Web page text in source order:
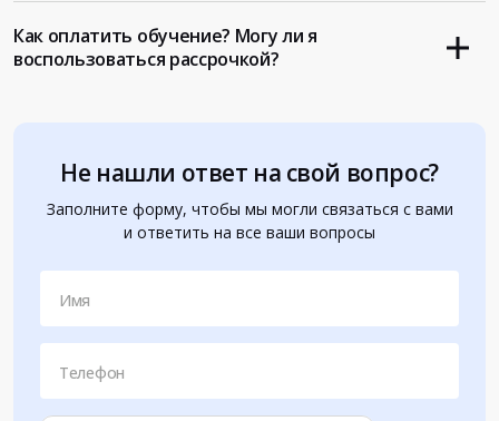
Не нашли ответ на свой вопрос?
Заполните форму, чтобы мы могли связаться с вами
и ответить на все ваши вопросы
Имя
Телефон
Как оплатить обучение? Могу ли я
воспользоваться рассрочкой?